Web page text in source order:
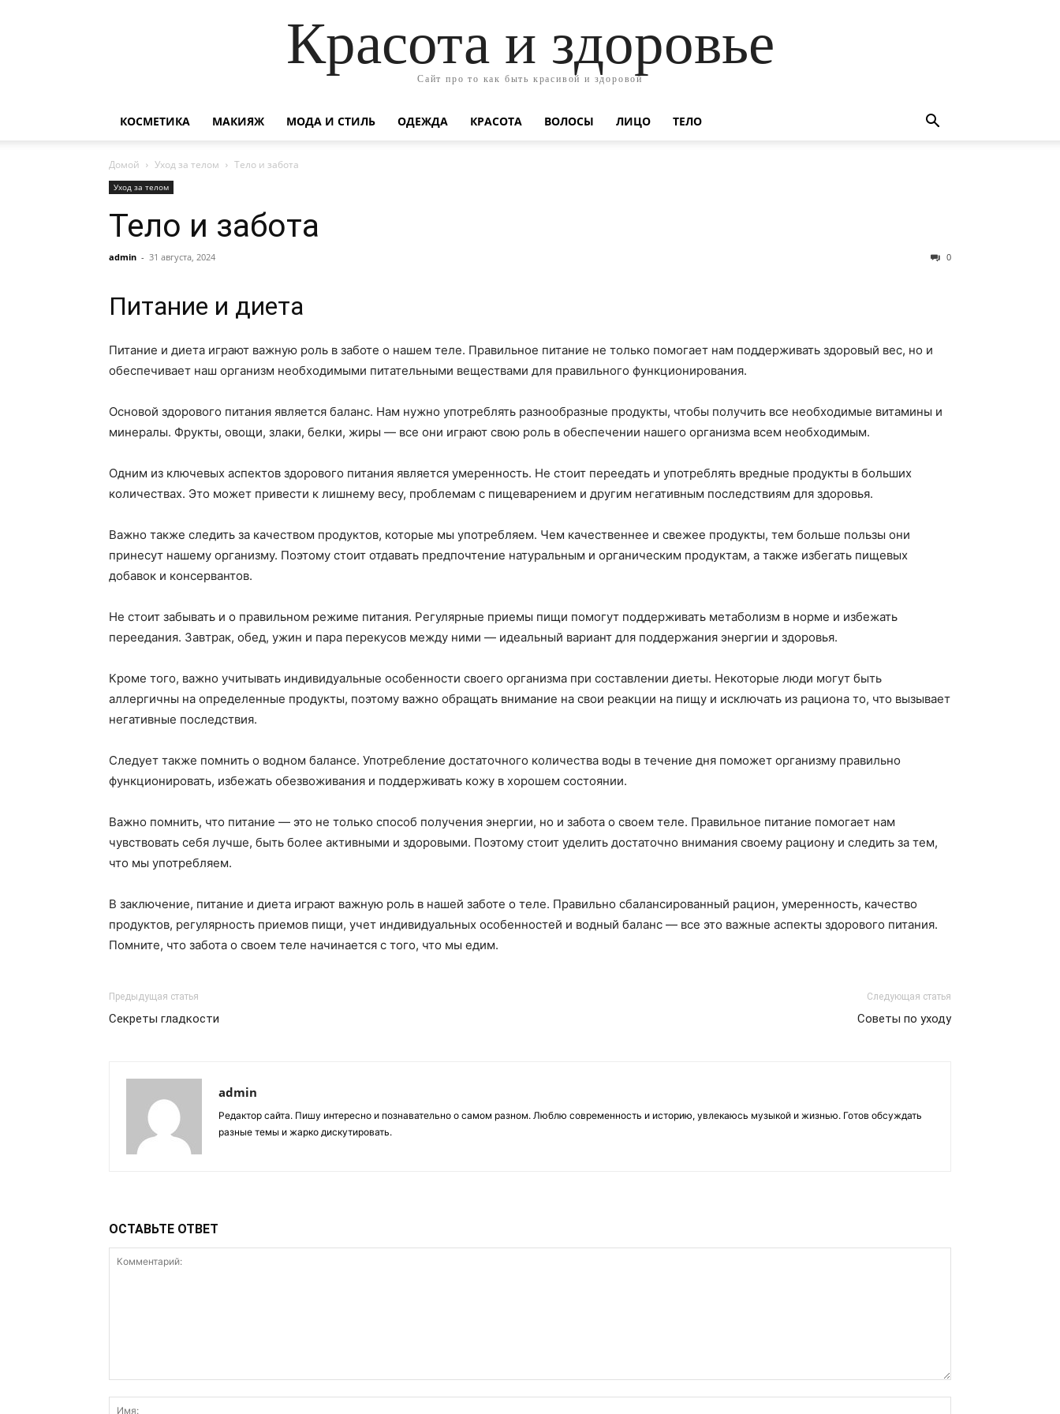
Красота и здоровье
Сайт про то как быть красивой и здоровой
КОСМЕТИКА МАКИЯЖ МОДА И СТИЛЬ ОДЕЖДА КРАСОТА ВОЛОСЫ ЛИЦО ТЕЛО
Домой Уход за телом Тело и забота
Уход за телом
Тело и забота
admin - 31 августа, 2024 0
Питание и диета
Питание и диета играют важную роль в заботе о нашем теле. Правильное питание не только помогает нам поддерживать здоровый вес, но и
обеспечивает наш организм необходимыми питательными веществами для правильного функционирования.
Основой здорового питания является баланс. Нам нужно употреблять разнообразные продукты, чтобы получить все необходимые витамины и
минералы. Фрукты, овощи, злаки, белки, жиры — все они играют свою роль в обеспечении нашего организма всем необходимым.
Одним из ключевых аспектов здорового питания является умеренность. Не стоит переедать и употреблять вредные продукты в больших
количествах. Это может привести к лишнему весу, проблемам с пищеварением и другим негативным последствиям для здоровья.
Важно также следить за качеством продуктов, которые мы употребляем. Чем качественнее и свежее продукты, тем больше пользы они
принесут нашему организму. Поэтому стоит отдавать предпочтение натуральным и органическим продуктам, а также избегать пищевых
добавок и консервантов.
Не стоит забывать и о правильном режиме питания. Регулярные приемы пищи помогут поддерживать метаболизм в норме и избежать
переедания. Завтрак, обед, ужин и пара перекусов между ними — идеальный вариант для поддержания энергии и здоровья.
Кроме того, важно учитывать индивидуальные особенности своего организма при составлении диеты. Некоторые люди могут быть
аллергичны на определенные продукты, поэтому важно обращать внимание на свои реакции на пищу и исключать из рациона то, что вызывает
негативные последствия.
Следует также помнить о водном балансе. Употребление достаточного количества воды в течение дня поможет организму правильно
функционировать, избежать обезвоживания и поддерживать кожу в хорошем состоянии.
Важно помнить, что питание — это не только способ получения энергии, но и забота о своем теле. Правильное питание помогает нам
чувствовать себя лучше, быть более активными и здоровыми. Поэтому стоит уделить достаточно внимания своему рациону и следить за тем,
что мы употребляем.
В заключение, питание и диета играют важную роль в нашей заботе о теле. Правильно сбалансированный рацион, умеренность, качество
продуктов, регулярность приемов пищи, учет индивидуальных особенностей и водный баланс — все это важные аспекты здорового питания.
Помните, что забота о своем теле начинается с того, что мы едим.
Предыдущая статья
Секреты гладкости
Следующая статья
Советы по уходу
admin
Редактор сайта. Пишу интересно и познавательно о самом разном. Люблю современность и историю, увлекаюсь музыкой и жизнью. Готов обсуждать
разные темы и жарко дискутировать.
ОСТАВЬТЕ ОТВЕТ